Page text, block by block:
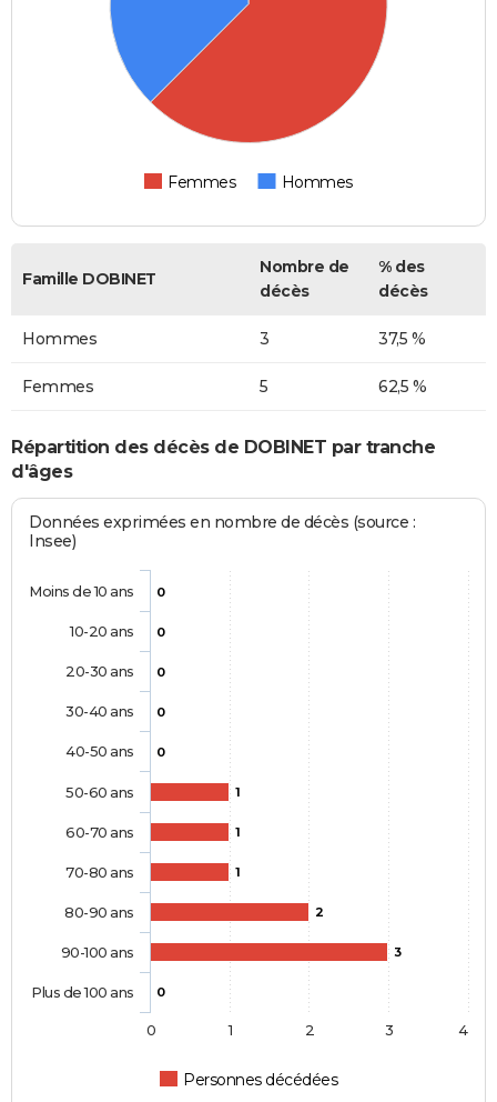
Femmes Hommes
Famille DOBINET
Nombre de
décès
% des
décès
Hommes 3 37,5 %
Femmes 5 62,5 %
Répartition des décès de DOBINET par tranche
d'âges
Données exprimées en nombre de décès (source :
Insee)
0
0
0
0
0
1
1
1
2
3
0
Personnes décédées
Moins de 10 ans
10-20 ans
20-30 ans
30-40 ans
40-50 ans
50-60 ans
60-70 ans
70-80 ans
80-90 ans
90-100 ans
Plus de 100 ans
0 1 2 3 4